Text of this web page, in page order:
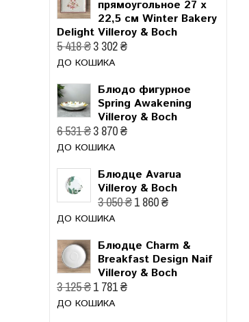
прямоугольное 27 x
22,5 см Winter Bakery
Delight Villeroy & Boch
5 418 ₴3 302 ₴
ДО КОШИКА
Блюдо фигурное
Spring Awakening
Villeroy & Boch
6 531 ₴3 870 ₴
ДО КОШИКА
Блюдце Avarua
Villeroy & Boch
3 050 ₴1 860 ₴
ДО КОШИКА
Блюдце Charm &
Breakfast Design Naif
Villeroy & Boch
3 125 ₴1 781 ₴
ДО КОШИКА